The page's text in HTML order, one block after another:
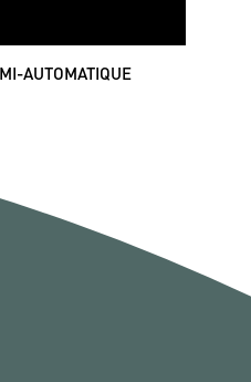
AUTOMATIQUE